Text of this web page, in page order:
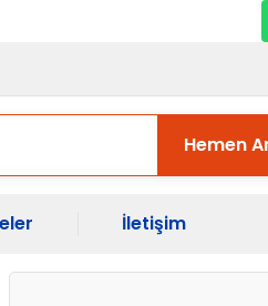
Hemen
İletişim